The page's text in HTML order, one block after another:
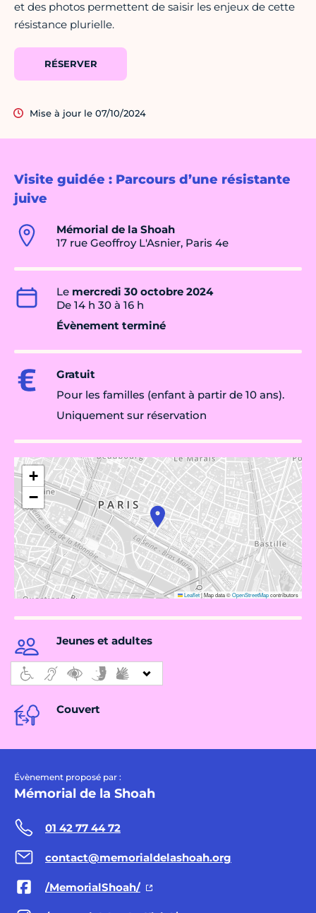
Visite guidée : Parcours d’une résistante
juive
Mémorial de la Shoah
17 rue Geoffroy L'Asnier, Paris 4e
Le mercredi 30 octobre 2024
De 14 h 30 à 16 h
Évènement terminé
Gratuit
Pour les familles (enfant à partir de 10 ans).
Uniquement sur réservation
+
−
Leaflet|Map data ©OpenStreetMapcontributors
Jeunes et adultes
Couvert
Évènement proposé par :
Mémorial de la Shoah
01 42 77 44 72
contact@memorialdelashoah.org
/MemorialShoah/
et des photos permettent de saisir les enjeux de cette
résistance plurielle.
RÉSERVER
Mise à jour le 07/10/2024